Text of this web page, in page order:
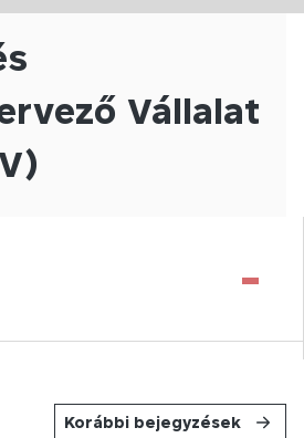
Vállalat
-
Korábbi bejegyzések